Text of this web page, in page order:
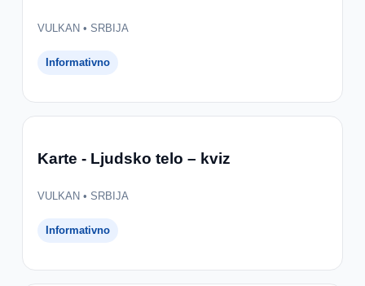
VULKAN • SRBIJA
Informativno
Karte - Ljudsko telo – kviz
VULKAN • SRBIJA
Informativno